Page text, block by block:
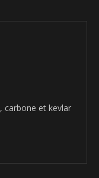
, carbone et kevlar